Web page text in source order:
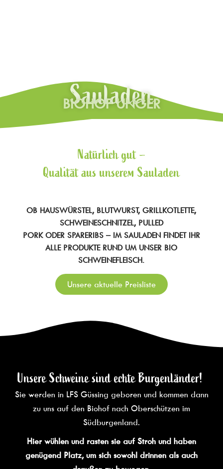
Sauladen
BIOHOF UNGER
Natürlich gut –
Qualität aus unserem Sauladen
OB HAUSWÜRSTEL, BLUTWURST, GRILLKOTLETTE,
SCHWEINESCHNITZEL, PULLED
PORKODER SPARERIBS– IM SAULADEN FINDET IHR
ALLE PRODUKTE RUND UM UNSER BIO
SCHWEINEFLEISCH.
Unsere aktuelle Preisliste
Unsere Schweine sind echte Burgenländer!
Sie werden in LFS Güssing geboren und kommen dann
zu uns auf den Biohof nach Oberschützen im
Südburgenland.
Hier wühlen und rasten sie auf Stroh und haben
genügend Platz, um sich sowohl drinnen als auch